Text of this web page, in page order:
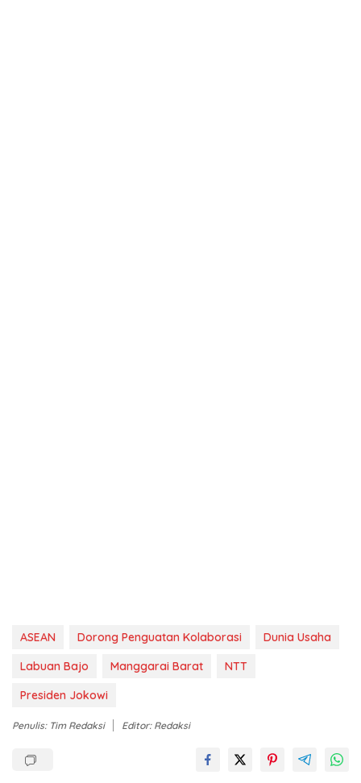
ASEAN Dorong Penguatan Kolaborasi
Dunia Usaha
Labuan Bajo
Manggarai Barat
NTT
Presiden Jokowi
Penulis: Tim Redaksi Editor: Redaksi